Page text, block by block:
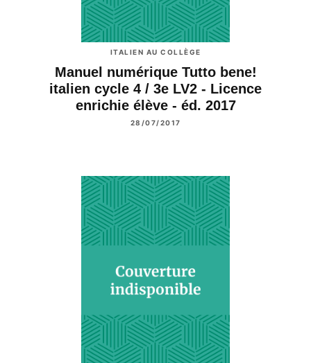
ITALIEN AU COLLÈGE
Manuel numérique Tutto bene!
italien cycle 4 / 3e LV2 - Licence
enrichie élève - éd. 2017
28/07/2017